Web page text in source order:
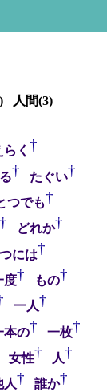
人間(3)
らく †
† たぐい†
つでも†
† どれか†
には†
度† もの†
一人†
本の† 一枚†
女性† 人†
人† 誰か†